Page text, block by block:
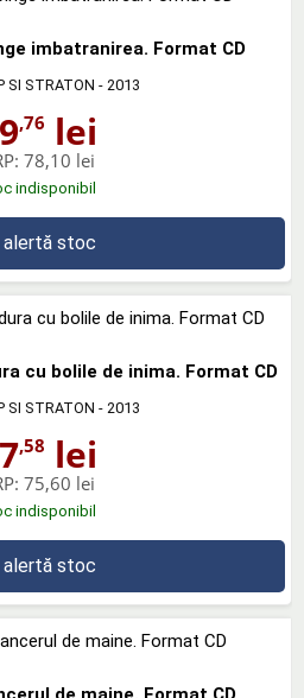
imbatranirea. Format CD
SI STRATON - 2013
,76 lei
78,10 lei
indisponibil
alertă stoc
cu bolile de inima. Format CD
SI STRATON - 2013
,58 lei
75,60 lei
indisponibil
alertă stoc